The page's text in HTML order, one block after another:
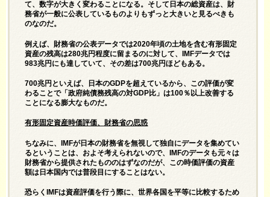
て、数字が大きく変わることになる。そして日本の総資産は、財
務省が一般に公表しているものよりもずっと大きいと見るべきも
のなのだ。
例えば、財務省の公表データでは2020年頃の土地を含む有形固定
資産の残高は280兆円程度に留まるのに対して、IMFデータでは
983兆円にも達していて、その差は700兆円ほどもある。
700兆円といえば、日本のGDPを超えているから、この評価が変
わることで「政府純債務残高の対GDP比」は100％以上改善する
ことになる膨大なものだ。
有形固定資産時価評価、財務省の思惑
ちなみに、IMFが日本の財務省を無視して独自にデータを集めてい
るということは、およそ考えられないので、IMFのデータも元々は
財務省から提供されたもののはずなのだが、この時価評価の資産
額は日本国内では普段目にすることはない。
恐らくIMFは資産評価を行う際に、世界各国を平等に比較するため